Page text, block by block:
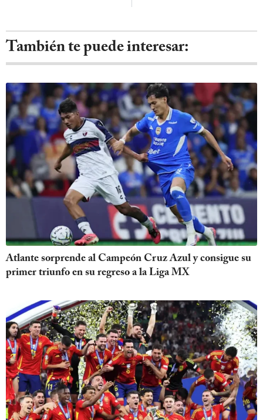
También te puede interesar:
Atlante sorprende al Campeón Cruz Azul y consigue su
primer triunfo en su regreso a la Liga MX